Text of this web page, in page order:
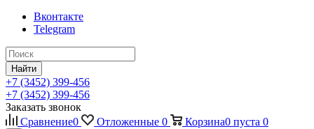
Вконтакте
Telegram
Найти
+7 (3452) 399-456
+7 (3452) 399-456
Заказать звонок
Сравнение0 Отложенные 0 Корзина0 пуста 0